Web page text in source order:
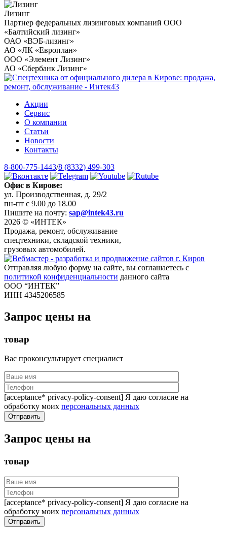
Лизинг
Партнер федеральных лизинговых компаний ООО
«Балтийский лизинг»
ОАО «ВЭБ-лизинг»
АО «ЛК «Европлан»
ООО «Элемент Лизинг»
АО «Сбербанк Лизинг»
Акции
Сервис
О компании
Статьи
Новости
Контакты
8-800-775-1443/8 (8332) 499-303
Офис в Кирове:
ул. Производственная, д. 29/2
пн-пт с 9.00 до 18.00
Пишите на почту: sap@intek43.ru
2026 © «ИНТЕК»
Продажа, ремонт, обслуживание
спецтехники, складской техники,
грузовых автомобилей.
Отправляя любую форму на сайте, вы соглашаетесь с
политикой конфиденциальности данного сайта
ООО “ИНТЕК”
ИНН 4345206585
Запрос цены на
товар
Вас проконсультирует специалист
[acceptance* privacy-policy-consent] Я даю согласие на
обработку моих персональных данных
Запрос цены на
товар
[acceptance* privacy-policy-consent] Я даю согласие на
обработку моих персональных данных